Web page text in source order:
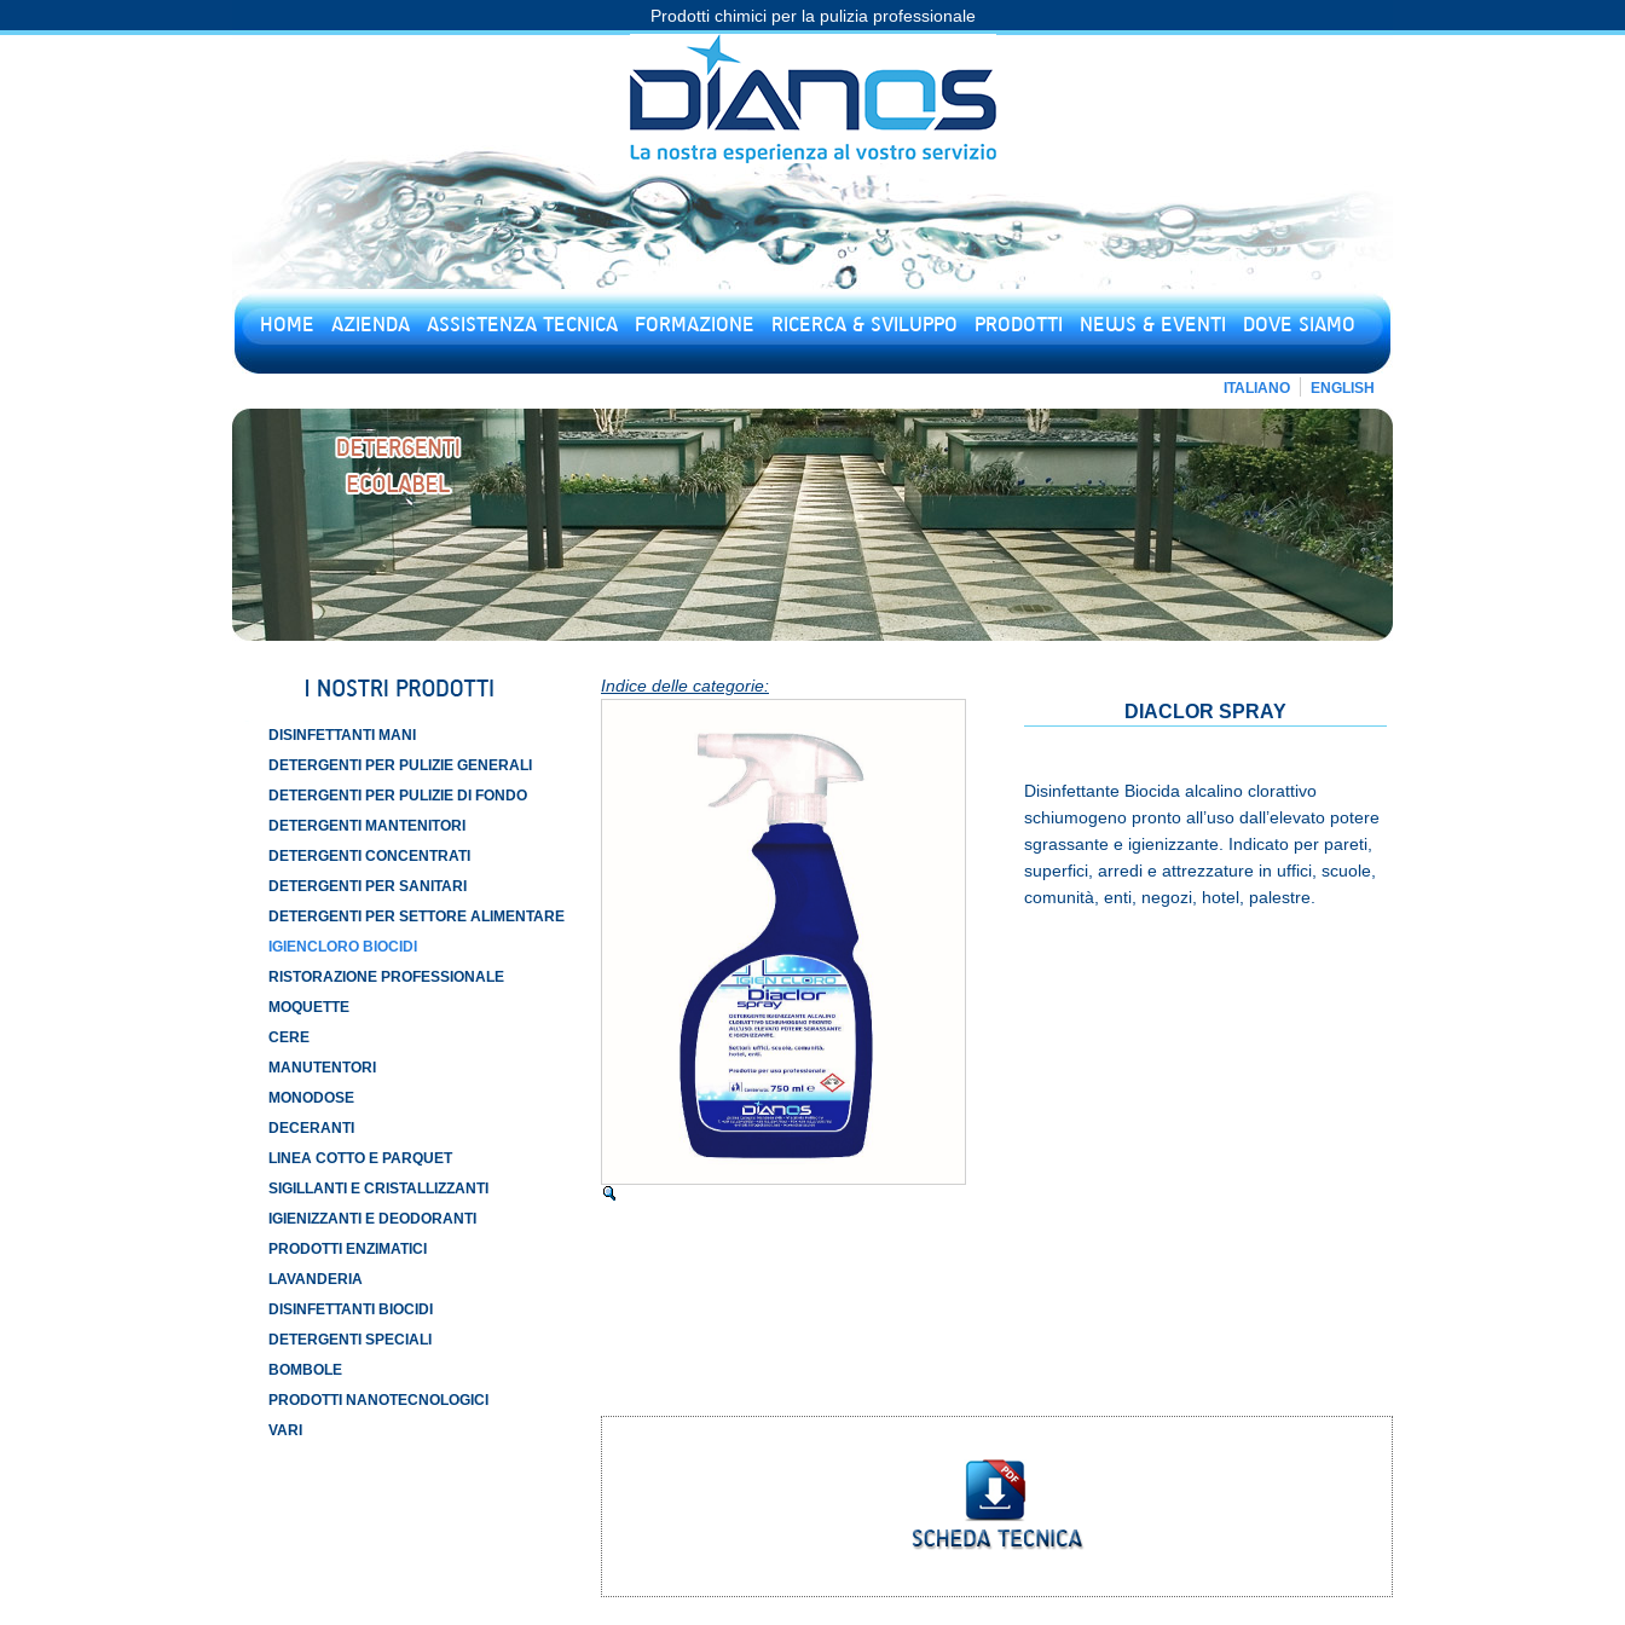
Prodotti chimici per la pulizia professionale
HOME AZIENDA ASSISTENZA TECNICA FORMAZIONE RICERCA & SVILUPPO PRODOTTI NEWS & EVENTI DOVE SIAMO
ITALIANO ENGLISH
DISINFETTANTI MANI
DETERGENTI PER PULIZIE GENERALI
DETERGENTI PER PULIZIE DI FONDO
DETERGENTI MANTENITORI
DETERGENTI CONCENTRATI
DETERGENTI PER SANITARI
DETERGENTI PER SETTORE ALIMENTARE
IGIENCLORO BIOCIDI
RISTORAZIONE PROFESSIONALE
MOQUETTE
CERE
MANUTENTORI
MONODOSE
DECERANTI
LINEA COTTO E PARQUET
SIGILLANTI E CRISTALLIZZANTI
IGIENIZZANTI E DEODORANTI
PRODOTTI ENZIMATICI
LAVANDERIA
DISINFETTANTI BIOCIDI
DETERGENTI SPECIALI
BOMBOLE
PRODOTTI NANOTECNOLOGICI
VARI
Indice delle categorie:
DIACLOR SPRAY
Disinfettante Biocida alcalino clorattivo
schiumogeno pronto all’uso dall’elevato potere
sgrassante e igienizzante. Indicato per pareti,
superfici, arredi e attrezzature in uffici, scuole,
comunità, enti, negozi, hotel, palestre.